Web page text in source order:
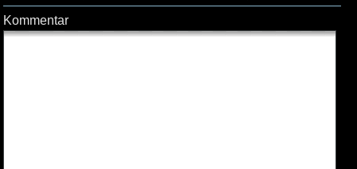
Kommentar